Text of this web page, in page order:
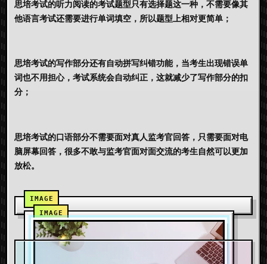
思培考试的听力阅读的考试题型只有选择题这一种，不需要像其
他语言考试还需要进行单词填空，所以题型上相对更简单；
思培考试的写作部分还有自动拼写纠错功能，当考生出现错误单
词也不用担心，考试系统会自动纠正，这就减少了写作部分的扣
分；
思培考试的口语部分不需要面对真人监考官回答，只需要面对电
脑屏幕回答，很多不敢与监考官面对面交流的考生自然可以更加
放松。